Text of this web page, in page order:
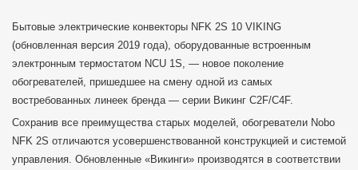
Бытовые электрические конвекторы NFK 2S 10 VIKING
(обновленная версия 2019 года), оборудованные встроенным
электронным термостатом NCU 1S, — новое поколение
обогревателей, пришедшее на смену одной из самых
востребованных линеек бренда — серии Викинг C2F/C4F.
Сохранив все преимущества старых моделей, обогреватели Nobo
NFK 2S отличаются усовершенствованной конструкцией и системой
управления. Обновленные «Викинги» производятся в соответствии